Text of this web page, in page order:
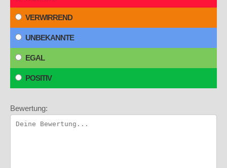
VERWIRREND
UNBEKANNTE
EGAL
POSITIV
Bewertung: